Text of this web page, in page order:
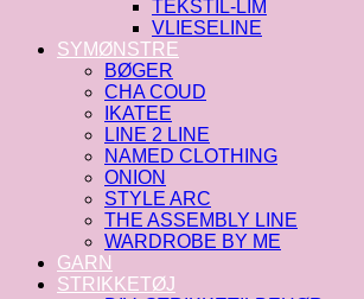
TEKSTIL-LIM
VLIESELINE
SYMØNSTRE
BØGER
CHA COUD
IKATEE
LINE 2 LINE
NAMED CLOTHING
ONION
STYLE ARC
THE ASSEMBLY LINE
WARDROBE BY ME
GARN
STRIKKETØJ